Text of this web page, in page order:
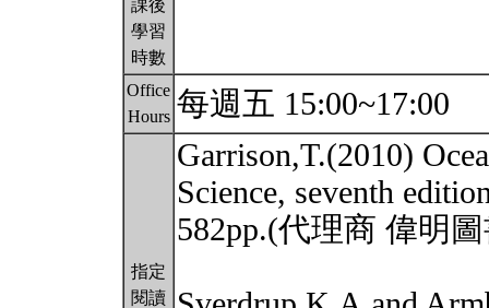
課後
學習
時數
Office
Hours 每週五 15:00~17:00
指定
閱讀
Garrison,T.(2010)
Science, seventh
582pp.(代理商 偉明